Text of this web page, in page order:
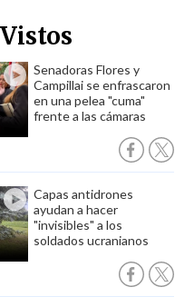
Senadoras Flores y
Campillai se enfrascaron
en una pelea "cuma"
frente a las cámaras
Capas antidrones
ayudan a hacer
"invisibles" a los
soldados ucranianos